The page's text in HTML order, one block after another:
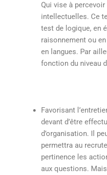
Qui vise à
intellectuelles. Ce
test de logique, en
raisonnement ou
en langues. Par
fonction du niveau
Favorisant
devant d’être
d’organisation. Il
permettra au
pertinence les
aux questions.